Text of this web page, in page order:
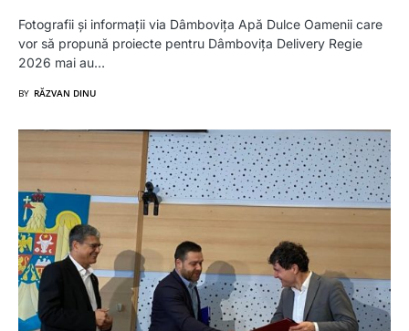
Fotografii și informații via Dâmbovița Apă Dulce Oamenii care
vor să propună proiecte pentru Dâmbovița Delivery Regie
2026 mai au…
BY RĂZVAN DINU